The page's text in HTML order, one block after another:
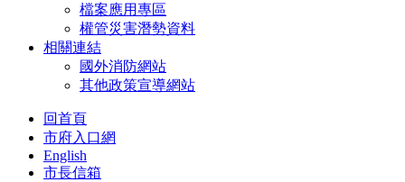
檔案應用專區
權管災害潛勢資料
相關連結
國外消防網站
其他政策宣導網站
回首頁
市府入口網
English
市長信箱